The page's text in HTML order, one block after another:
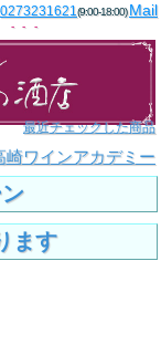
0273231621(9:00-18:00)Mail
---
最近チェックした商品
崎ワインアカデミー
ます